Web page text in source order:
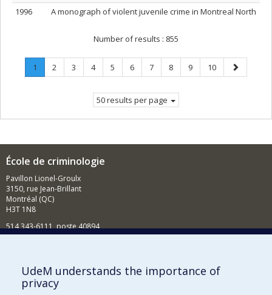
1996
A monograph of violent juvenile crime in Montreal North
Number of results : 855
Page
1
Current
Page
2 Page
3 Page
4 Page
5 Page
6 Page
7 Page
8 Page
9 Page
10
Next
page
50 results per page
École de criminologie
Pavillon Lionel-Groulx
3150, rue Jean-Brillant
Montréal (QC)
H3T 1N8
514 343-6111, poste 40894
Comment soutenir l'École?
BESOIN D'AIDE?
UdeM understands the importance of
privacy